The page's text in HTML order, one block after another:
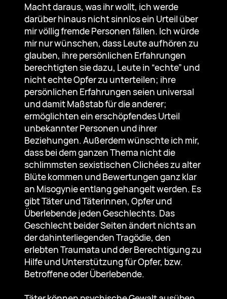
Macht daraus, was ihr wollt, ich werde
darüber hinaus nicht sinnlos ein Urteil über
mir völlig fremde Personen fällen. Ich würde
mir nur wünschen, dass Leute aufhören zu
glauben, ihre persönlichen Erfahrungen
berechtigten sie dazu, Leute in “echte” und
nicht echte Opfer zu unterteilen; ihre
persönlichen Erfahrungen seien universal
und damit Maßstab für die anderer;
ermöglichten ein erschöpfendes Urteil
unbekannter Personen und ihrer
Beziehungen. Außerdem wünschte ich mir,
dass bei dem ganzen Thema nicht die
schlimmsten sexistischen Clichées zu alter
Blüte kommen und Bewertungen ganz klar
an Misogynie entlang gehangelt werden. Es
gibt Täter und Täterinnen, Opfer und
Überlebende jeden Geschlechts. Das
Geschlecht beider Seiten ändert nichts an
der dahinterliegenden Tragödie, den
erlebten Traumata und der Berechtigung zu
Hilfe und Unterstützung für Opfer, bzw.
Betroffene oder Überlebende.